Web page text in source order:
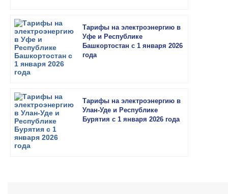
Тарифы на электроэнергию в
Уфе и Республике
Башкортостан с 1 января 2026
года
Тарифы на электроэнергию в
Улан-Уде и Республике
Бурятия с 1 января 2026 года